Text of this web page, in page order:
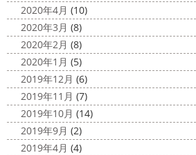
2020年4月 (10)
2020年3月 (8)
2020年2月 (8)
2020年1月 (5)
2019年12月 (6)
2019年11月 (7)
2019年10月 (14)
2019年9月 (2)
2019年4月 (4)